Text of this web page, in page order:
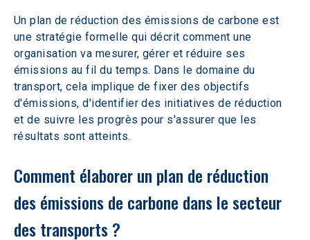
Un plan de réduction des émissions de carbone est
une stratégie formelle qui décrit comment une
organisation va mesurer, gérer et réduire ses
émissions au fil du temps. Dans le domaine du
transport, cela implique de fixer des objectifs
d'émissions, d'identifier des initiatives de réduction
et de suivre les progrès pour s'assurer que les
résultats sont atteints.
Comment élaborer un plan de réduction
des émissions de carbone dans le secteur
des transports ?